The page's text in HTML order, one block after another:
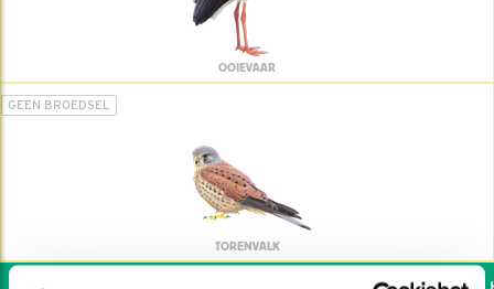
OOIEVAAR
GEEN BROEDSEL
TORENVALK